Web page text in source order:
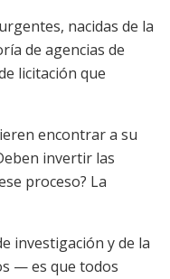
nacidas de la
de agencias de
licitación que
encontrar a su
invertir las
proceso? La
investigación y de la
— es que todos